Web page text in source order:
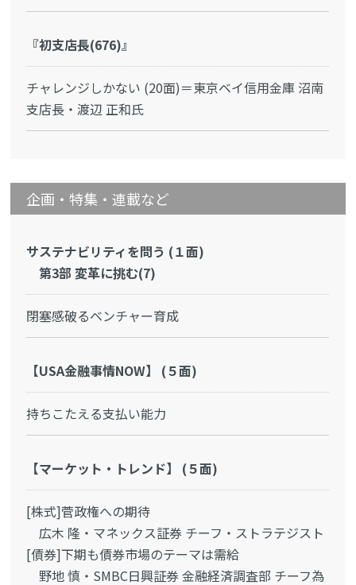
『初支店長(676)』
チャレンジしかない (20面)＝東京ベイ信用金庫 沼南
支店長・渡辺 正和氏
企画・特集・連載など
サステナビリティを問う (１面)
第3部 変革に挑む(7)
閉塞感破るベンチャー育成
【USA金融事情NOW】 (５面)
持ちこたえる支払い能力
【マーケット・トレンド】 (５面)
[株式]菅政権への期待
広木 隆・マネックス証券 チーフ・ストラテジスト
[債券]下期も債券市場のテーマは需給
野地 慎・SMBC日興証券 金融経済調査部 チーフ為